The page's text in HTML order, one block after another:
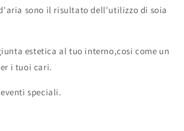
sono il risultato dell'utilizzo di soia
estetica al tuo interno,cosi come un
i tuoi cari.
speciali.